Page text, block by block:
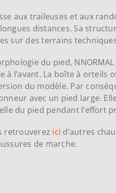
aux traileuses et aux
distances. Sa
sur des terrains
du pied,
à l’avant. La boîte à orteils
du modèle. Par
avec un pied large.
du pied pendant l’effort
retrouverez ici d’autres
de marche.